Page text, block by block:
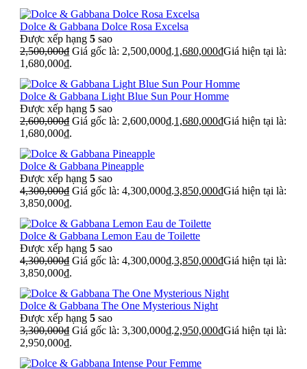
Dolce & Gabbana Dolce Rosa Excelsa
Được xếp hạng 5 sao
2,500,000₫ Giá gốc là: 2,500,000₫.1,680,000₫Giá hiện tại là:
1,680,000₫.
Dolce & Gabbana Light Blue Sun Pour Homme
Được xếp hạng 5 sao
2,600,000₫ Giá gốc là: 2,600,000₫.1,680,000₫Giá hiện tại là:
1,680,000₫.
Dolce & Gabbana Pineapple
Được xếp hạng 5 sao
4,300,000₫ Giá gốc là: 4,300,000₫.3,850,000₫Giá hiện tại là:
3,850,000₫.
Dolce & Gabbana Lemon Eau de Toilette
Được xếp hạng 5 sao
4,300,000₫ Giá gốc là: 4,300,000₫.3,850,000₫Giá hiện tại là:
3,850,000₫.
Dolce & Gabbana The One Mysterious Night
Được xếp hạng 5 sao
3,300,000₫ Giá gốc là: 3,300,000₫.2,950,000₫Giá hiện tại là:
2,950,000₫.